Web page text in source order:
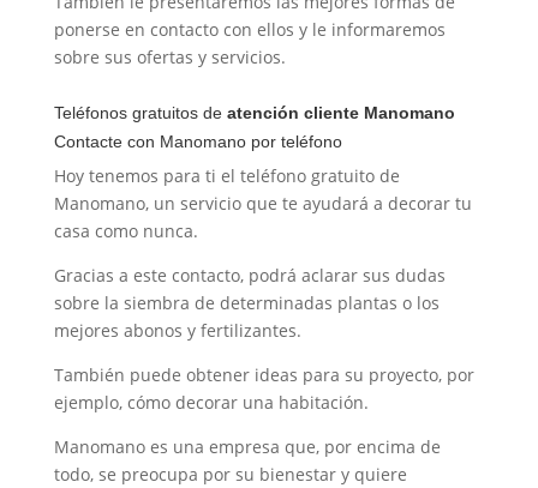
ponerse en contacto con ellos y le informaremos
sobre sus ofertas y servicios.
Teléfonos gratuitos de atención cliente Manomano
Contacte con Manomano por teléfono
Hoy tenemos para ti el teléfono gratuito de
Manomano, un servicio que te ayudará a decorar tu
casa como nunca.
Gracias a este contacto, podrá aclarar sus dudas
sobre la siembra de determinadas plantas o los
mejores abonos y fertilizantes.
También puede obtener ideas para su proyecto, por
ejemplo, cómo decorar una habitación.
Manomano es una empresa que, por encima de
todo, se preocupa por su bienestar y quiere